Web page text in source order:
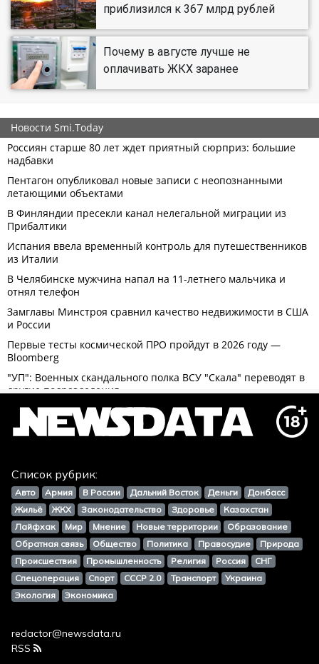
приблизился к 367 млрд рублей
Почему в августе лучше не
оплачивать ЖКХ заранее
Список рубрик:
Авто Армия В России Дальний Восток Деньги
Донбасс
Жильё
ЖКХ Законодательство Здоровье
Казахстан
Лайфхак
Мир Мнение Новые территории
Образование
Обратная связь
Общество Политика Правосудие
Природа
Происшествия
Промышленность Религия Россия
СНГ
Спецоперация
Спорт СССР 2.0 Транспорт
Украина
Экология
Экономика
redactor@newsdata.ru
RSS